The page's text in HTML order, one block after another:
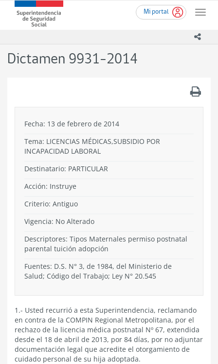
contenido
Mi portal
Toggle
Superintendencia
de
-
Dictamen 9931-2014
Fecha: 13 de febrero de 2014
Tema: LICENCIAS MÉDICAS,SUBSIDIO POR
INCAPACIDAD LABORAL
Destinatario: PARTICULAR
Acción: Instruye
Criterio: Antiguo
Vigencia: No Alterado
Descriptores: Tipos Maternales permiso postnatal
parental tuición adopción
Fuentes: D.S. N° 3, de 1984, del Ministerio de
Salud; Código del Trabajo; Ley N° 20.545
1.- Usted recurrió a esta Superintendencia, reclamando
en contra de la COMPIN Regional Metropolitana, por el
rechazo de la licencia médica postnatal Nº 67, extendida
desde el 18 de abril de 2013, por 84 días, por no adjuntar
documentación legal que acredite el otorgamiento de
cuidado personal de su hija adoptada.